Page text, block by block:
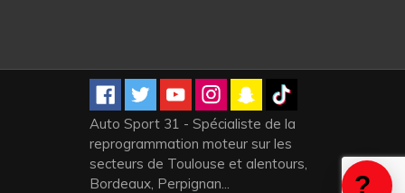
Auto Sport 31 - Spécialiste de la
reprogrammation moteur sur les
secteurs de Toulouse et alentours,
Bordeaux, Perpignan...